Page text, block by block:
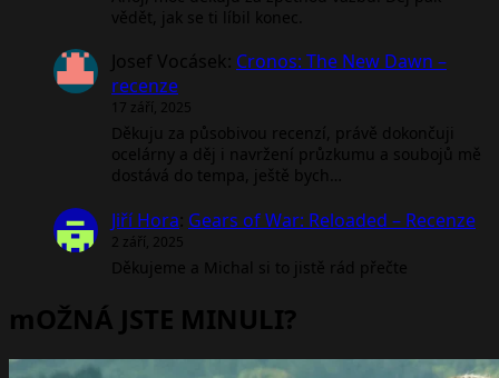
vědět, jak se ti líbil konec.
Josef Vocásek: Cronos: The New Dawn –
recenze
17 září, 2025
Děkuju za působivou recenzí, právě dokončuji
ocelárny a děj i navržení průzkumu a soubojů mě
dostává do tempa, ještě bych…
Jiří Hora: Gears of War: Reloaded – Recenze
2 září, 2025
Děkujeme a Michal si to jistě rád přečte
mOŽNÁ JSTE MINULI?